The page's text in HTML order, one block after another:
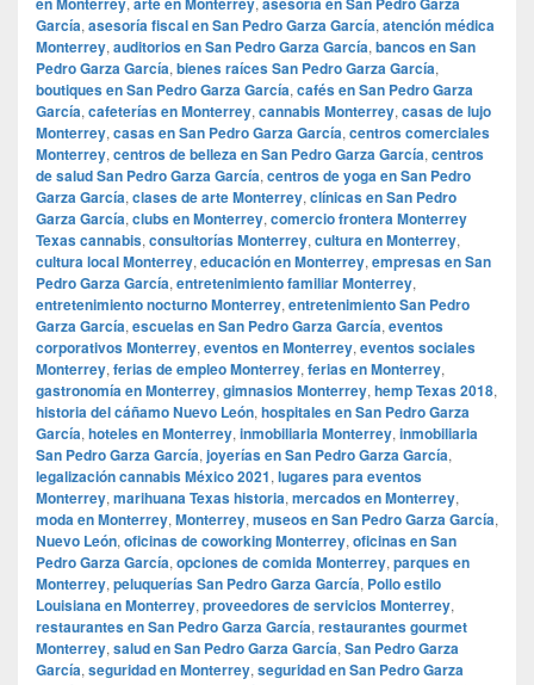
García, asesoría fiscal en San Pedro Garza García, atención médica
Monterrey, auditorios en San Pedro Garza García, bancos en San
Pedro Garza García, bienes raíces San Pedro Garza García,
boutiques en San Pedro Garza García, cafés en San Pedro Garza
García, cafeterías en Monterrey, cannabis Monterrey, casas de lujo
Monterrey, casas en San Pedro Garza García, centros comerciales
Monterrey, centros de belleza en San Pedro Garza García, centros
de salud San Pedro Garza García, centros de yoga en San Pedro
Garza García, clases de arte Monterrey, clínicas en San Pedro
Garza García, clubs en Monterrey, comercio frontera Monterrey
Texas cannabis, consultorías Monterrey, cultura en Monterrey,
cultura local Monterrey, educación en Monterrey, empresas en San
Pedro Garza García, entretenimiento familiar Monterrey,
entretenimiento nocturno Monterrey, entretenimiento San Pedro
Garza García, escuelas en San Pedro Garza García, eventos
corporativos Monterrey, eventos en Monterrey, eventos sociales
Monterrey, ferias de empleo Monterrey, ferias en Monterrey,
gastronomía en Monterrey, gimnasios Monterrey, hemp Texas 2018,
historia del cáñamo Nuevo León, hospitales en San Pedro Garza
García, hoteles en Monterrey, inmobiliaria Monterrey, inmobiliaria
San Pedro Garza García, joyerías en San Pedro Garza García,
legalización cannabis México 2021, lugares para eventos
Monterrey, marihuana Texas historia, mercados en Monterrey,
moda en Monterrey, Monterrey, museos en San Pedro Garza García,
Nuevo León, oficinas de coworking Monterrey, oficinas en San
Pedro Garza García, opciones de comida Monterrey, parques en
Monterrey, peluquerías San Pedro Garza García, Pollo estilo
Louisiana en Monterrey, proveedores de servicios Monterrey,
restaurantes en San Pedro Garza García, restaurantes gourmet
Monterrey, salud en San Pedro Garza García, San Pedro Garza
García, seguridad en Monterrey, seguridad en San Pedro Garza